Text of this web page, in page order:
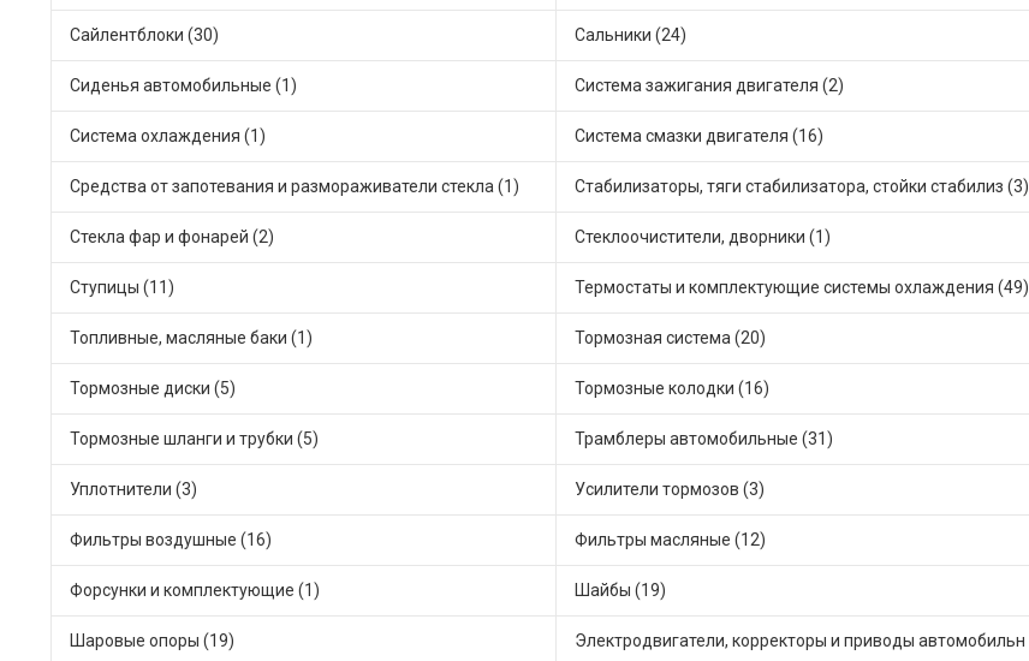
Сайлентблоки (30) Сальники (24)
Сиденья автомобильные (1) Система зажигания двигателя (2)
Система охлаждения (1) Система смазки двигателя (16)
Средства от запотевания и размораживатели стекла (1) Стабилизаторы, тяги стабилизатора, стойки стабилиз (3)
Стекла фар и фонарей (2) Стеклоочистители, дворники (1)
Ступицы (11) Термостаты и комплектующие системы охлаждения (49)
Топливные, масляные баки (1) Тормозная система (20)
Тормозные диски (5) Тормозные колодки (16)
Тормозные шланги и трубки (5) Трамблеры автомобильные (31)
Уплотнители (3) Усилители тормозов (3)
Фильтры воздушные (16) Фильтры масляные (12)
Форсунки и комплектующие (1) Шайбы (19)
Шаровые опоры (19)